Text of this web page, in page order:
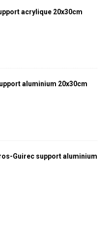
acrylique 20x30cm
aluminium 20x30cm
Guirec support aluminium